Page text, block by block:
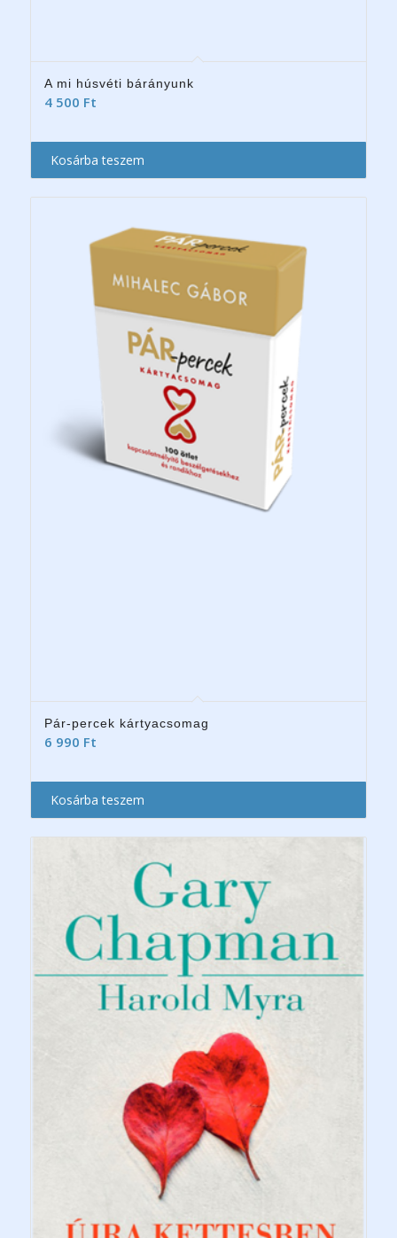
A mi húsvéti bárányunk
4 500 Ft
Kosárba teszem
Pár-percek kártyacsomag
6 990 Ft
Kosárba teszem